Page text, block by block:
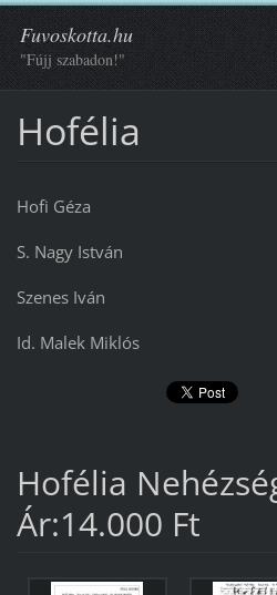
Fuvoskotta.hu
"Fújj szabadon!"
Hofélia
Hofi Géza
S. Nagy István
Szenes Iván
Id. Malek Miklós
Hofélia
Ár:14.000 Ft